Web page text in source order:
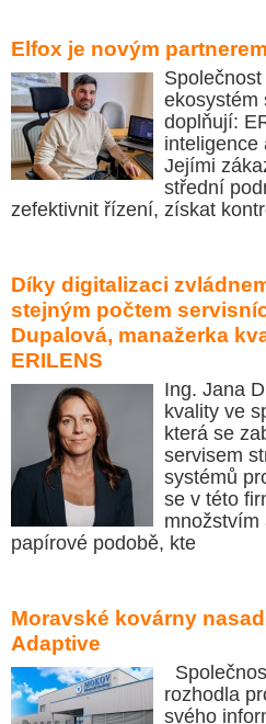
Elfox je novým
ekosystém
doplňují:
inteligence
Jejími
střední
zefektivnit řízení, získat
Díky digitalizaci
stejným počtem
Dupalová, manažerka
ERILENS
Ing. Jana
kvality ve
která se
servisem
systémů
se v této
množstvím
papírové podobě, kte
Moravské kovárny
Adaptive
rozhodla
svého